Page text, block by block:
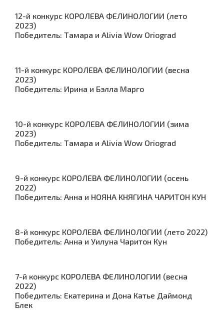
12-й конкурс КОРОЛЕВА ФЕЛИНОЛОГИИ (лето
2023)
Победитель: Тамара и Alivia Wow Oriograd
11-й конкурс КОРОЛЕВА ФЕЛИНОЛОГИИ (весна
2023)
Победитель: Ирина и Бэлла Марго
10-й конкурс КОРОЛЕВА ФЕЛИНОЛОГИИ (зима
2023)
Победитель: Тамара и Alivia Wow Oriograd
9-й конкурс КОРОЛЕВА ФЕЛИНОЛОГИИ (осень
2022)
Победитель: Анна и НОЯНА КНЯГИНА ЧАРИТОН КУН
8-й конкурс КОРОЛЕВА ФЕЛИНОЛОГИИ (лето 2022)
Победитель: Анна и Уилуна Чаритон Кун
7-й конкурс КОРОЛЕВА ФЕЛИНОЛОГИИ (весна
2022)
Победитель: Екатерина и Дона Катье Даймонд
Блек